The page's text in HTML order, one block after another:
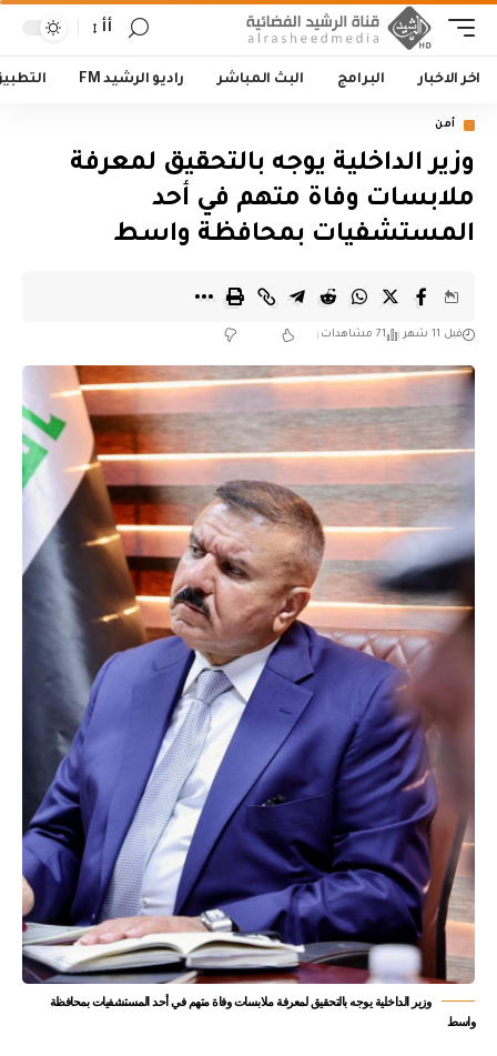
أأ
اخر الاخبار البرامج البث المباشر راديو الرشيد FM
أمن
وزير الداخلية يوجه بالتحقيق لمعرفة
ملابسات وفاة متهم في أحد
المستشفيات بمحافظة واسط
قبل 11 شهر 71 مشاهدات
وزير الداخلية يوجه بالتحقيق لمعرفة ملابسات وفاة متهم في أحد المستشفيات بمحافظة
واسط